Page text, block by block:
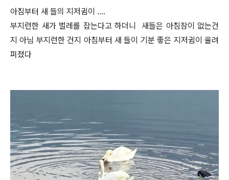
아침부터 새 들의 지저귐이 ….
부지런한 새가 벌레를 잡는다고 하더니 새들은 아침잠이 없는건
지 아님 부지런한 건지 아침부터 새 들이 기분 좋은 지저귐이 울려
퍼졌다